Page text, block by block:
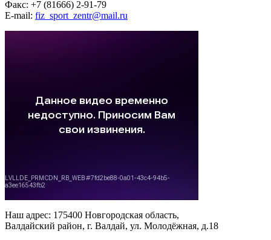
Факс: +7 (81666) 2-91-79
E-mail: fiz_sport_zentr@mail.ru
Наш адрес: 175400 Новгородская область,
Валдайский район, г. Валдай, ул. Молодёжная, д.18